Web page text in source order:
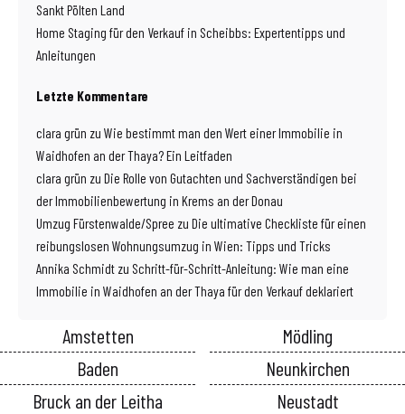
Sankt Pölten Land
Home Staging für den Verkauf in Scheibbs: Expertentipps und
Anleitungen
Letzte Kommentare
clara grün zu Wie bestimmt man den Wert einer Immobilie in
Waidhofen an der Thaya? Ein Leitfaden
clara grün zu Die Rolle von Gutachten und Sachverständigen bei
der Immobilienbewertung in Krems an der Donau
Umzug Fürstenwalde/Spree zu Die ultimative Checkliste für einen
reibungslosen Wohnungsumzug in Wien: Tipps und Tricks
Annika Schmidt zu Schritt-für-Schritt-Anleitung: Wie man eine
Immobilie in Waidhofen an der Thaya für den Verkauf deklariert
Amstetten
Baden
Bruck an der Leitha
Mödling
Neunkirchen
Neustadt